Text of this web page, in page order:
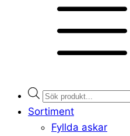
Products
search
Sortiment
Fyllda askar